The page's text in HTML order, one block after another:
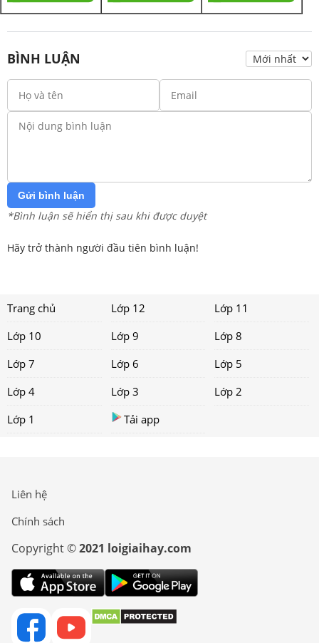
BÌNH LUẬN
Gửi bình luận
*Bình luận sẽ hiển thị sau khi được duyệt
Hãy trở thành người đầu tiên bình luận!
Trang chủ Lớp 12
Lớp 11
Lớp 10
Lớp 9
Lớp 8
Lớp 7
Lớp 6
Lớp 5
Lớp 4
Lớp 3
Lớp 2
Lớp 1
Tải app
Liên hệ
Chính sách
Copyright ©2021 loigiaihay.com